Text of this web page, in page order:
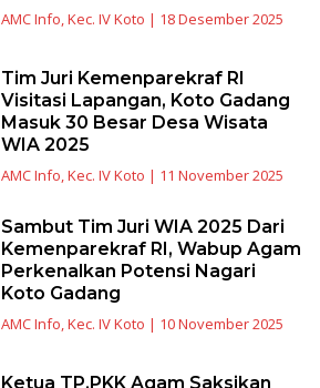
AMC Info,Kec. IV Koto | 18 Desember 2025
Tim Juri Kemenparekraf RI
Visitasi Lapangan, Koto Gadang
Masuk 30 Besar Desa Wisata
WIA 2025
AMC Info,Kec. IV Koto | 11 November 2025
Sambut Tim Juri WIA 2025 Dari
Kemenparekraf RI, Wabup Agam
Perkenalkan Potensi Nagari
Koto Gadang
AMC Info,Kec. IV Koto | 10 November 2025
Ketua TP.PKK Agam Saksikan